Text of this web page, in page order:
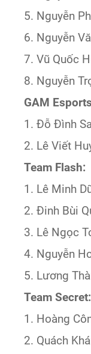
5. Nguyễn
6. Nguyễn
7. Vũ Quốc
8. Nguyễn
GAM
1. Đỗ Đình
2. Lê Viết
Team Flash:
1. Lê Minh
2. Đinh Bùi
3. Lê Ngọc
4. Nguyễn
5. Lương
Team Secret:
1. Hoàng
2. Quách